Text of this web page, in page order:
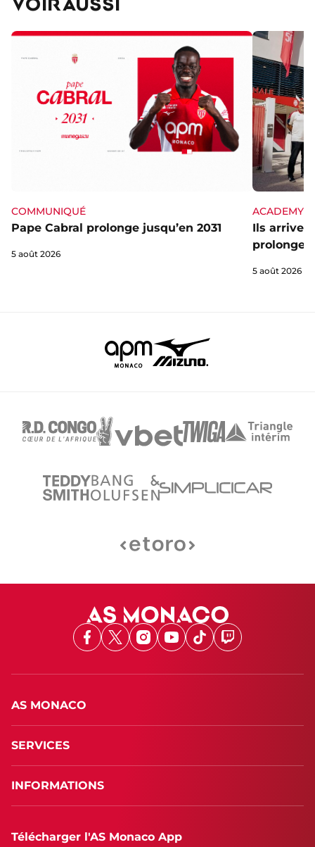
COMMUNIQUÉ
Pape Cabral prolonge jusqu’en 2031
5 août 2026
ACADEMY
Ils
5 août 2026
Facebook
X Instagram
Youtube
TikTokTwitch
AS MONACO
SERVICES
INFORMATIONS
Télécharger l'AS Monaco App